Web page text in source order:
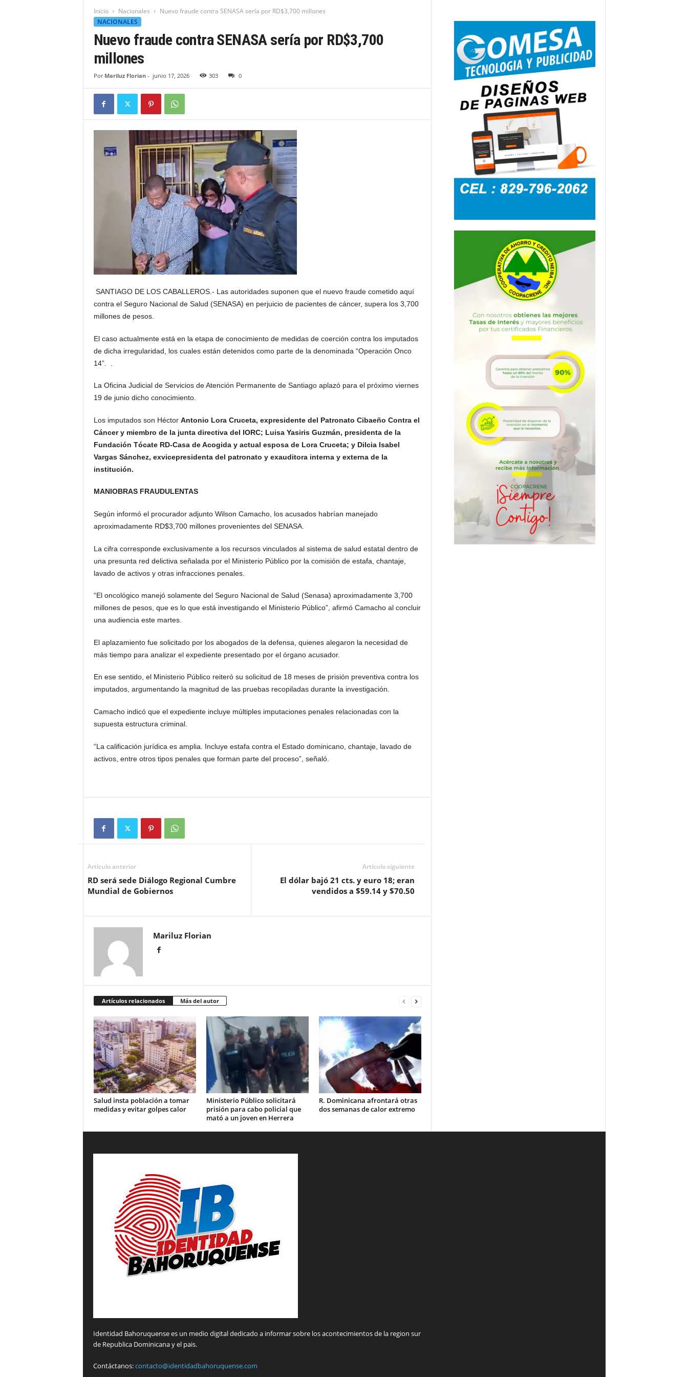
Inicio Nacionales
Nuevo fraude contra SENASA sería por RD$3,700 millones
NACIONALES
Nuevo fraude contra SENASA sería por RD$3,700
millones
Por Mariluz Florian- junio 17, 2026 303 0
SANTIAGO DE LOS CABALLEROS.- Las autoridades suponen que el nuevo fraude cometido aquí
contra el Seguro Nacional de Salud (SENASA) en perjuicio de pacientes de cáncer, supera los 3,700
millones de pesos.
El caso actualmente está en la etapa de conocimiento de medidas de coerción contra los imputados
de dicha irregularidad, los cuales están detenidos como parte de la denominada “Operación Onco
14”. .
La Oficina Judicial de Servicios de Atención Permanente de Santiago aplazó para el próximo viernes
19 de junio dicho conocimiento.
Los imputados son Héctor Antonio Lora Cruceta, expresidente del Patronato Cibaeño Contra el
Cáncer y miembro de la junta directiva del IORC; Luisa Yasiris Guzmán, presidenta de la
Fundación Tócate RD-Casa de Acogida y actual esposa de Lora Cruceta; y Dilcia Isabel
Vargas Sánchez, exvicepresidenta del patronato y exauditora interna y externa de la
institución.
MANIOBRAS FRAUDULENTAS
Según informó el procurador adjunto Wilson Camacho, los acusados habrían manejado
aproximadamente RD$3,700 millones provenientes del SENASA.
La cifra corresponde exclusivamente a los recursos vinculados al sistema de salud estatal dentro de
una presunta red delictiva señalada por el Ministerio Público por la comisión de estafa, chantaje,
lavado de activos y otras infracciones penales.
“El oncológico manejó solamente del Seguro Nacional de Salud (Senasa) aproximadamente 3,700
millones de pesos, que es lo que está investigando el Ministerio Público”, afirmó Camacho al concluir
una audiencia este martes.
El aplazamiento fue solicitado por los abogados de la defensa, quienes alegaron la necesidad de
más tiempo para analizar el expediente presentado por el órgano acusador.
En ese sentido, el Ministerio Público reiteró su solicitud de 18 meses de prisión preventiva contra los
imputados, argumentando la magnitud de las pruebas recopiladas durante la investigación.
Camacho indicó que el expediente incluye múltiples imputaciones penales relacionadas con la
supuesta estructura criminal.
“La calificación jurídica es amplia. Incluye estafa contra el Estado dominicano, chantaje, lavado de
activos, entre otros tipos penales que forman parte del proceso”, señaló.
Artículo anterior
RD será sede Diálogo Regional Cumbre
Mundial de Gobiernos
Artículo siguiente
El dólar bajó 21 cts. y euro 18; eran
vendidos a $59.14 y $70.50
Mariluz Florian
Artículos relacionados Más del autor
Salud insta población a tomar
medidas y evitar golpes calor
Ministerio Público solicitará
prisión para cabo policial que
mató a un joven en Herrera
R. Dominicana afrontará otras
dos semanas de calor extremo
Identidad Bahoruquense es un medio digital dedicado a informar sobre los acontecimientos de la region sur
de Republica Dominicana y el pais.
Contáctanos:contacto@identidadbahoruquense.com